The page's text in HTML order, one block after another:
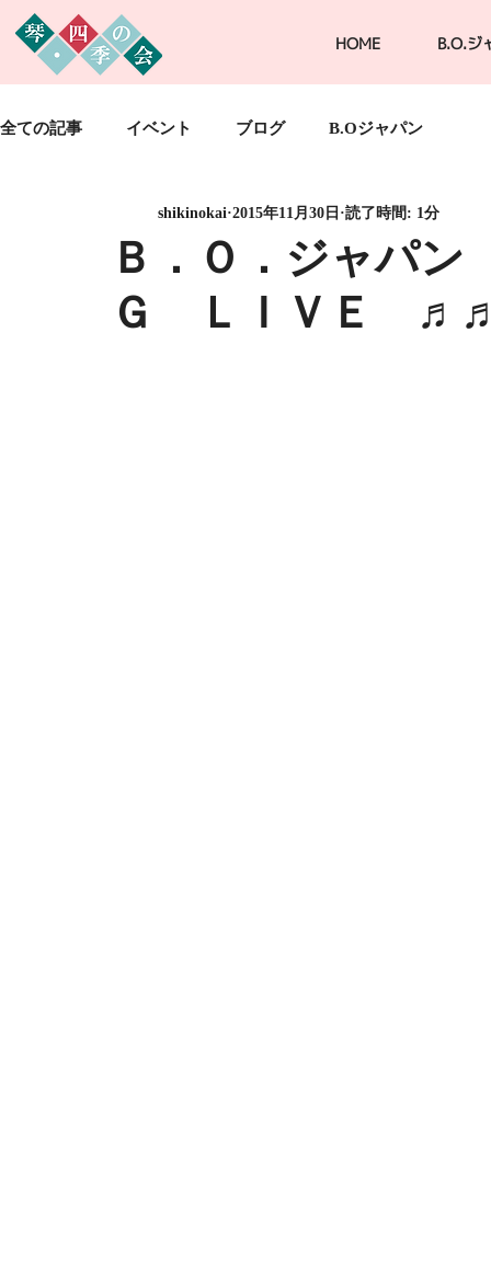
HOME B.O.ジ
全ての記事 イベント ブログ B.Oジャパン
Ｂ．Ｏ．ジャパ
Ｇ ＬＩＶＥ
shikinokai 2015年11月30日 読了時間: 1分